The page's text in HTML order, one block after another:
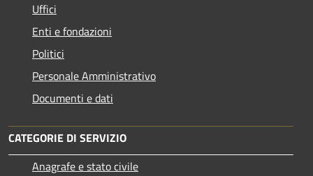
Uffici
Enti e fondazioni
Politici
Personale Amministrativo
Documenti e dati
CATEGORIE DI SERVIZIO
Anagrafe e stato civile